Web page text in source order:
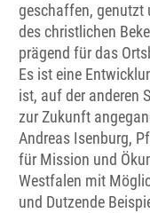
geschaffen, genutzt
des christlichen
prägend für das
Es ist eine
ist, auf der anderen
zur Zukunft
Andreas Isenburg,
für Mission und
Westfalen mit
und Dutzende